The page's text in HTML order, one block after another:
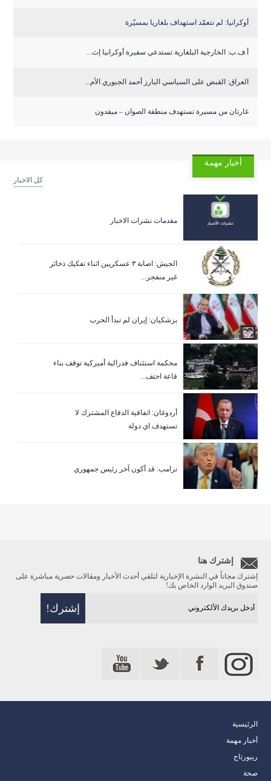
أوكرانيا: لم نتعمّد استهداف بلغاريا بمسيّرة
أ.ف.ب: الخارجية البلغارية تستدعي سفيرة أوكرانيا إث...
العراق: القبض على السياسي البارز أحمد الجبوري الأم...
غارتان من مسيرة تستهدف منطقة الصوان – ميفدون
أخبار مهمة
كل الاخبار
مقدمات نشرات الاخبار
الجيش: اصابة ٣ عسكريين اثناء تفكيك ذخائر
غير منفجر...
بزشكيان: إيران لم تبدأ الحرب
‏محكمة استئناف فدرالية أميركية توقف بناء
قاعة احتف...
أردوغان: اتفاقية الدفاع المشترك لا
تستهدف اي دولة
ترامب: قد أكون آخر رئيس جمهوري
إشترك هنا
إشترك مجاناً في النشرة الإخبارية لتلقي أحدث الأخبار ومقالات حصرية مباشرة على
صندوق البريد الوارد الخاص بك!
الرئيسية
أخبار مهمة
ريبورتاج
صحة